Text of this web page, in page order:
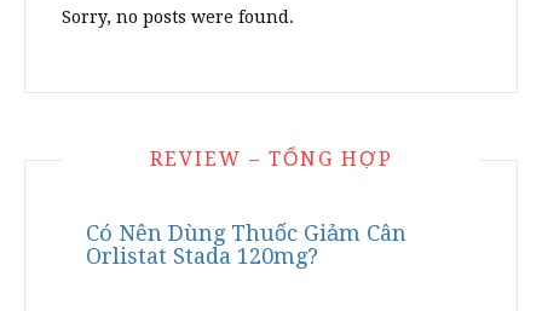
Sorry, no posts were found.
REVIEW – TỔNG HỢP
Có Nên Dùng Thuốc Giảm Cân
Orlistat Stada 120mg?